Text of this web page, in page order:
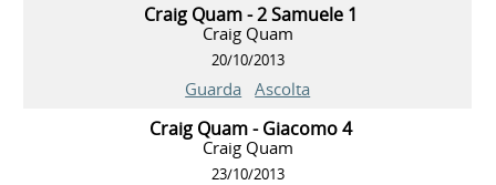
Craig Quam - 2 Samuele 1
Craig Quam
20/10/2013
Guarda Ascolta
Craig Quam - Giacomo 4
Craig Quam
23/10/2013